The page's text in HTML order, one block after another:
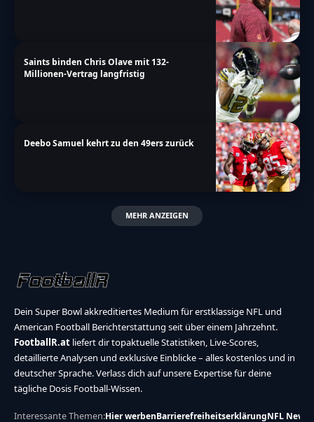
Saints binden Chris Olave mit 132-
Millionen-Vertrag langfristig
Deebo Samuel kehrt zu den 49ers zurück
MEHR ANZEIGEN
Dein Super Bowl akkreditiertes Medium für erstklassige NFL und
American Football Berichterstattung seit über einem Jahrzehnt.
FootballR.at liefert dir topaktuelle Statistiken, Live-Scores,
detaillierte Analysen und exklusive Einblicke – alles kostenlos und in
deutscher Sprache. Verlass dich auf unsere Expertise für deine
tägliche Dosis Football-Wissen.
Interessante Themen:Hier werbenBarrierefreiheitserklärungNFL News